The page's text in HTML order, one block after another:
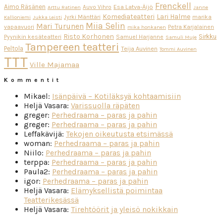
Aimo Räsänen Arttu Ratinen Auvo Vihro Esa Latva-Äijö Frenckell Janne
Kallioniemi Jukka Leisti Jyrki Mänttäri Komediateatteri Lari Halme marika
vapaavuori Mari Turunen Miia Selin mika honkanen Petra Karjalainen
Pyynikin kesäteatteri Risto Korhonen Samuel Harjanne Samuli Muje Sirkku
Peltola Tampereen teatteri Teija Auvinen Tommi Auvinen
TTT Ville Majamaa
Kommentit
Mikael: Isänpäivä – Kotiläksyä kohtaamisiin
Heljä Vasara: Varissuolla räpäten
greger: Perhedraama – paras ja pahin
greger: Perhedraama – paras ja pahin
Leffakävijä: Tekojen oikeutusta etsimässä
woman: Perhedraama – paras ja pahin
Niilo: Perhedraama – paras ja pahin
terppa: Perhedraama – paras ja pahin
Paula2: Perhedraama – paras ja pahin
igor: Perhedraama – paras ja pahin
Heljä Vasara: Elämyksellistä poimintaa
Teatterikesässä
Heljä Vasara: Tirehtöörit ja yleisö nokikkain